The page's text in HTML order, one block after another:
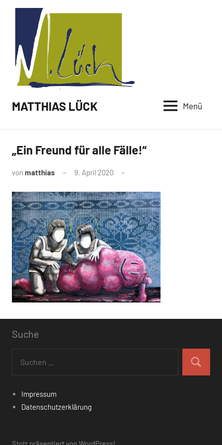
MATTHIAS LÜCK Menü
„Ein Freund für alle Fälle!“
von matthias 9. April 2020
Suche
nach:
Suchen
Impressum
Datenschutzerklärung